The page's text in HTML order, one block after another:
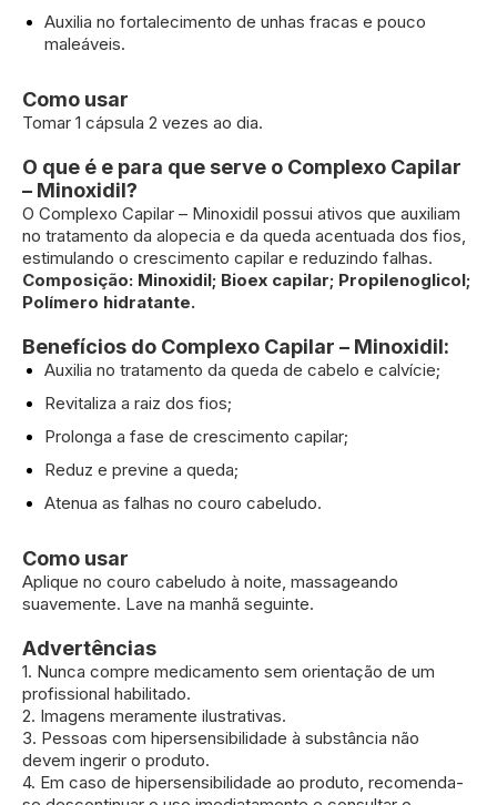
Auxilia no fortalecimento de unhas fracas e pouco
maleáveis.
Como usar
Tomar 1 cápsula 2 vezes ao dia.
O que é e para que serve o Complexo Capilar
– Minoxidil?
O Complexo Capilar – Minoxidil possui ativos que auxiliam
no tratamento da alopecia e da queda acentuada dos fios,
estimulando o crescimento capilar e reduzindo falhas.
Composição: Minoxidil; Bioex capilar; Propilenoglicol;
Polímero hidratante.
Benefícios do Complexo Capilar – Minoxidil:
Auxilia no tratamento da queda de cabelo e calvície;
Revitaliza a raiz dos fios;
Prolonga a fase de crescimento capilar;
Reduz e previne a queda;
Atenua as falhas no couro cabeludo.
Como usar
Aplique no couro cabeludo à noite, massageando
suavemente. Lave na manhã seguinte.
Advertências
1. Nunca compre medicamento sem orientação de um
profissional habilitado.
2. Imagens meramente ilustrativas.
3. Pessoas com hipersensibilidade à substância não
devem ingerir o produto.
4. Em caso de hipersensibilidade ao produto, recomenda-